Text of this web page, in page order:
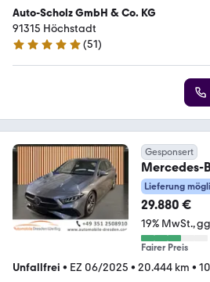
Auto-Scholz GmbH & Co. KG
91315 Höchstadt
4.8 Sterne
(51)
Gesponsert
Mercedes-
7G
Lieferung
29.880 €
19% MwSt.
Fairer Preis
Unfallfrei • EZ 06/2025 • 20.444 km •